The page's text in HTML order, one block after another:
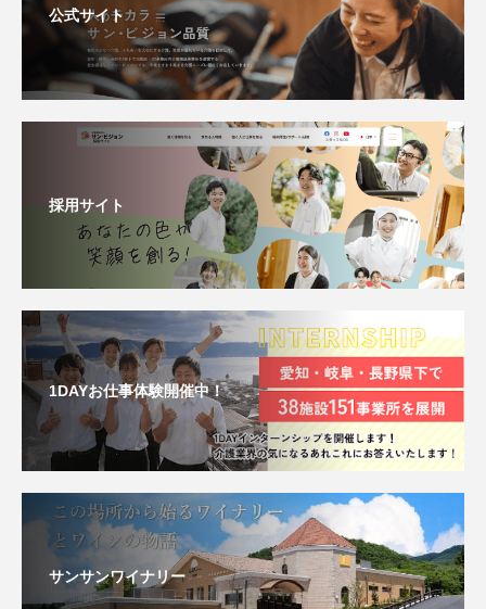
公式サイト
採用サイト
1DAYお仕事体験開催中！
サンサンワイナリー